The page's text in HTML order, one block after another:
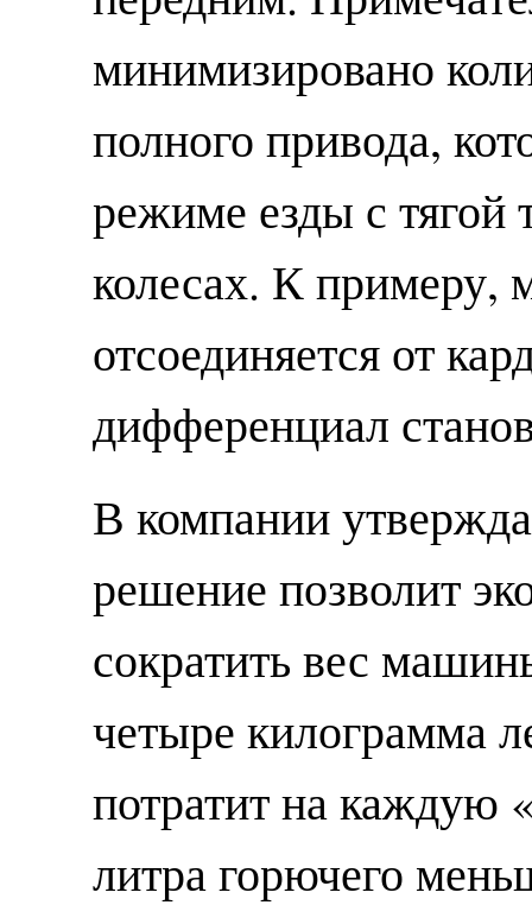
минимизировано
полного привода,
режиме езды с тягой
колесах. К примеру,
отсоединяется от
дифференциал
В компании
решение позволит
сократить вес
четыре килограмма
потратит на каждую
литра горючего